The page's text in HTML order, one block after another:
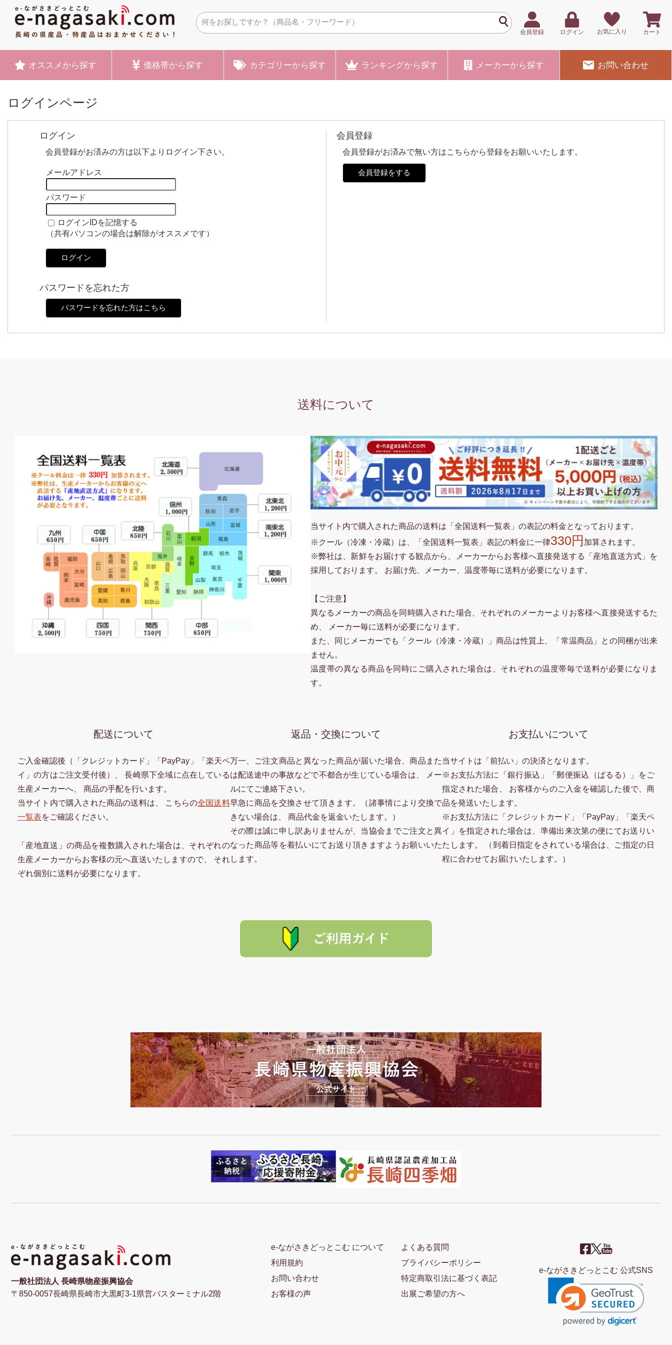
会員登録 ログイン お気に入り カート
オススメ から探す 価格帯から探す カテゴリーから探す ランキングから探す メーカーから探す お問い合わせ
ログインページ
ログイン
会員登録がお済みの方は以下よりログイン下さい。
メールアドレス
パスワード
ログインIDを記憶する
（共有パソコンの場合は解除がオススメです）
ログイン
パスワードを忘れた方
パスワードを忘れた方はこちら
会員登録
会員登録がお済みで無い方はこちらから登録をお願いいたします。
会員登録をする
送料について
当サイト内で購入された商品の送料は「全国送料一覧表」の表記の料金となっております。
※クール（冷凍・冷蔵）は、「全国送料一覧表」表記の料金に一律330円 加算されます。
※弊社は、新鮮をお届けする観点から、メーカーからお客様へ直接発送する「産地直送方式」を
採用しております。 お届け先、メーカー、温度帯毎に送料が必要になります。
【ご注意】
異なるメーカーの商品を同時購入された場合、それぞれのメーカーよりお客様へ直接発送するた
め、 メーカー毎に送料が必要になります。
また、同じメーカーでも「クール（冷凍・冷蔵）」商品は性質上、「常温商品」との同梱が出来
ません。
温度帯の異なる商品を同時にご購入された場合は、それぞれの温度帯毎で送料が必要になりま
す。
配送について
ご入金確認後（「クレジットカード」「PayPay」「楽天ペ
イ」の方はご注文受付後）、 長崎県下全域に点在している
生産メーカーへ、 商品の手配を行います。
当サイト内で購入された商品の送料は、 こちらの全国送料
一覧表をご確認ください。
「産地直送」の商品を複数購入された場合は、それぞれの
生産メーカーからお客様の元へ直送いたしますので、 それ
ぞれ個別に送料が必要になります。
返品・交換について
万一、ご注文商品と異なった商品が届いた場合、商品また
は配送途中の事故などで不都合が生じている場合は、 メー
ルにてご連絡下さい。
早急に商品を交換させて頂きます。（諸事情により交換で
きない場合は、 商品代金を返金いたします。）
その際は誠に申し訳ありませんが、当協会までご注文と異
なった商品等を着払いにてお送り頂きますようお願いいた
します。
お支払いについて
当サイトは「前払い」の決済となります。
※お支払方法に「銀行振込」「郵便振込（ぱるる）」をご
指定された場合、 お客様からのご入金を確認した後で、商
品を発送いたします。
※お支払方法に「クレジットカード」「PayPay」「楽天ペ
イ」を指定された場合は、準備出来次第の便にてお送りい
たします。 （到着日指定をされている場合は、ご指定の日
程に合わせてお届けいたします。）
一般社団法人 長崎県物産振興協会
〒850-0057長崎県長崎市大黒町3-1県営バスターミナル2階
e-ながさきどっとこむ について
利用規約
お問い合わせ
お客様の声
よくある質問
プライバシーポリシー
特定商取引法に基づく表記
出展ご希望の方へ
e-ながさきどっとこむ 公式SNS